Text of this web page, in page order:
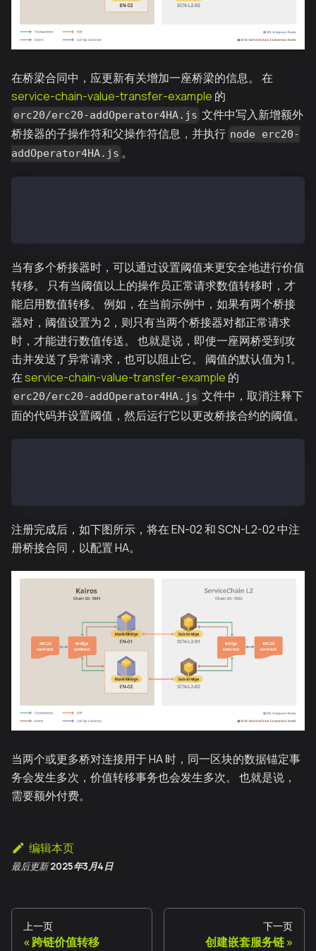
在桥梁合同中，应更新有关增加一座桥梁的信息。 在
service-chain-value-transfer-example 的
erc20/erc20-addOperator4HA.js 文件中写入新增额外
桥接器的子操作符和父操作符信息，并执行 node erc20-
addOperator4HA.js 。
当有多个桥接器时，可以通过设置阈值来更安全地进行价值
转移。 只有当阈值以上的操作员正常请求数值转移时，才
能启用数值转移。 例如，在当前示例中，如果有两个桥接
器对，阈值设置为 2，则只有当两个桥接器对都正常请求
时，才能进行数值传送。 也就是说，即使一座网桥受到攻
击并发送了异常请求，也可以阻止它。 阈值的默认值为 1。
在service-chain-value-transfer-example 的
erc20/erc20-addOperator4HA.js 文件中，取消注释下
面的代码并设置阈值，然后运行它以更改桥接合约的阈值。
注册完成后，如下图所示，将在 EN-02 和 SCN-L2-02 中注
册桥接合同，以配置 HA。
当两个或更多桥对连接用于 HA 时，同一区块的数据锚定事
务会发生多次，价值转移事务也会发生多次。 也就是说，
需要额外付费。
编辑本页
最后更新 2025年3月4日
上一页
跨链价值转移
下一页
创建嵌套服务链